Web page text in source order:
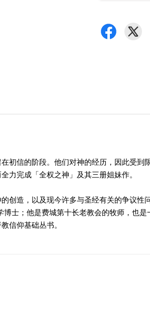
初信的阶段。他们对神的经历，因此受
力完成「全权之神」及其三册姐妹作。
创造，以及现今许多与圣经有关的争议
士；他是费城第十长老教会的牧师，也
信仰基础丛书。